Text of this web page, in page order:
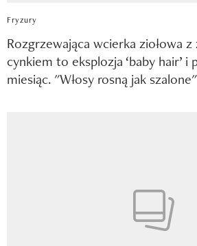
Fryzury
Rozgrzewająca wcierka ziołowa
cynkiem to eksplozja ‘baby hair’
miesiąc. "Włosy rosną jak szalone"